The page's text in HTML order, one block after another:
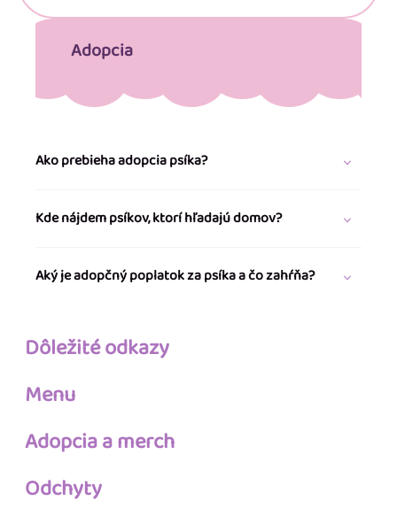
Adopcia
Ako prebieha adopcia psíka?
Kde nájdem psíkov, ktorí hľadajú domov?
Aký je adopčný poplatok za psíka a čo zahŕňa?
Dôležité odkazy
Menu
Adopcia a merch
Odchyty